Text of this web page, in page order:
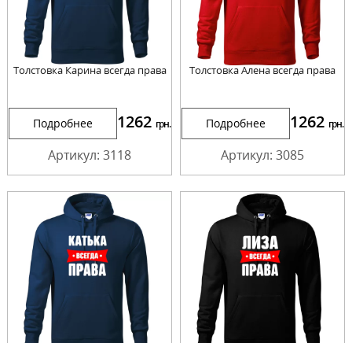
Толстовка Карина всегда права
Подробнее 1262 грн.
Артикул: 3118
Толстовка Алена всегда права
Подробнее 1262 грн.
Артикул: 3085